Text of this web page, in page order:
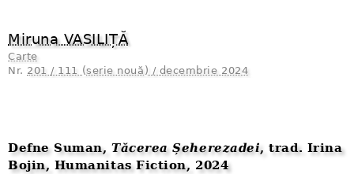
Miruna VASILIȚĂ
Carte
Nr. 201 / 111 (serie nouă) / decembrie 2024
Defne Suman,Tăcerea Șeherezadei, trad. Irina
Bojin, Humanitas Fiction, 2024